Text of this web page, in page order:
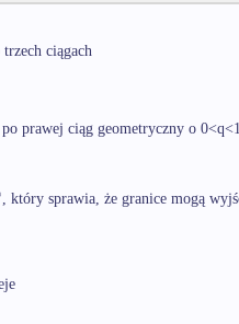
ciągach
prawej ciąg geometryczny o
, który sprawia, że granice mogą